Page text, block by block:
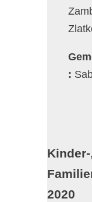
:
2020